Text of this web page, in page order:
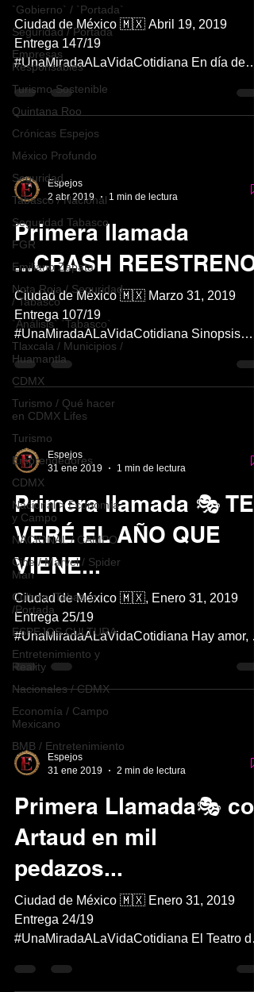
`Gobierno` / `Portada`
Seguridad / Portada
Empresas
Responsables
Turismo Sostenible
Quintana Roo
Crónicas Espejos
México Profundo
Seguridad
Tabasco / Nacional
Seguridad Tabasco
FGR
Emiliano Zapata
Nota Roja / Seguridad
/ Tabasco
`Análisis` `Tabasco`
Tlaxcala / Municipios /
Huamantla
CDMX
Turismo / Qué hacer
en CDMX Lifes
Turismo
Emprendedores
CDMX
Nacional > Economía
y Campo
NACIONAL / CAMPO
Cine / Marvel / Spider
Man
Cultura /Tabasco
/Portada
ESPEJOS CULTURA
Entretenimiento y
Reality
Nacionales / CDMX
Economía / Campo
Mexicano
BMB / Entretenimiento
Ciudad de México 🇲🇽 Abril 19, 2019
Entrega 147/19
#UnaMiradaALaVidaCotidiana En día de
de...
Espejos
2 abr 2019
1 min de lectura
Primera llamada
...CRASH REESTRENO
Ciudad de México 🇲🇽 Marzo 31, 2019
Entrega 107/19
#UnaMiradaALaVidaCotidiana Sinopsis
Montaje “ecoclown” en donde Tita y Nubi
enfrentan...
Espejos
31 ene 2019
1 min de lectura
Primera llamada 🎭 TE
VERÉ EL AÑO QUE
VIENE...
Ciudad de México 🇲🇽, Enero 31, 2019
Entrega 25/19
#UnaMiradaALaVidaCotidiana Hay amor,
amor, el amor...esta puesta en escena “Te...
Espejos
31 ene 2019
2 min de lectura
Primera Llamada🎭 con
Artaud en mil
pedazos...
Ciudad de México 🇲🇽 Enero 31, 2019
Entrega 24/19
#UnaMiradaALaVidaCotidiana El Teatro de
en...